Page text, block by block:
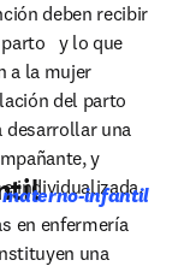
deben recibir
y lo que
a la mujer
del parto
desarrollar una
y
individualizada.
materno-infantil
en enfermería
una